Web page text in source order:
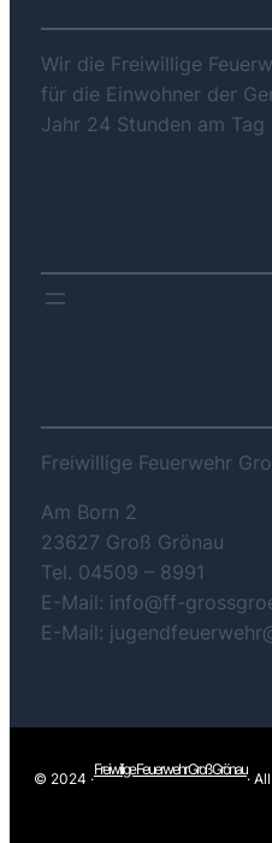
Wir die Freiwillige
für die Einwohner der
Jahr 24 Stunden am
Freiwillige Feuerwehr
Am Born 2
23627 Groß Grönau
Tel. 04509 – 8991
E-Mail: info@ff-
E-Mail:
© 2024 ·
Freiwilige Feuerwehr Groß Grönau
·